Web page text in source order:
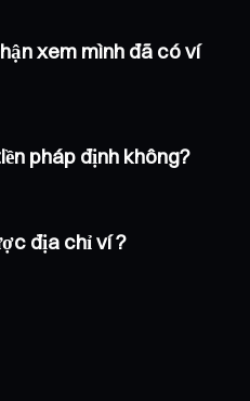
xem mình đã có ví
pháp định không?
địa chỉ ví ?